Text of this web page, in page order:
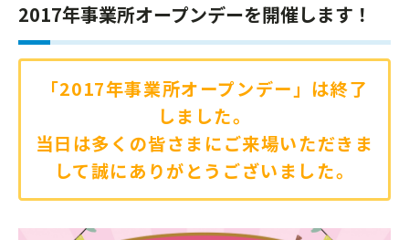
2017年事業所オープンデーを開催します！
「2017年事業所オープンデー」は終了
しました。
当日は多くの皆さまにご来場いただきま
して誠にありがとうございました。